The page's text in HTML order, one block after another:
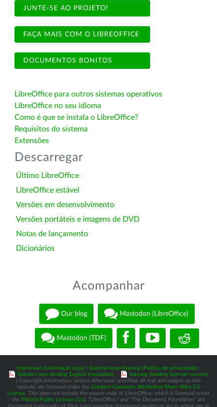
JUNTE-SE AO PROJETO!
FAÇA MAIS COM O LIBREOFFICE
DOCUMENTOS BONITOS
LibreOffice para outros sistemas operativos
LibreOffice no seu idioma
Como é que se instala o LibreOffice?
Requisitos do sistema
Extensões
Descarregar
Último LibreOffice
LibreOffice estável
Versões em desenvolvimento
Versões portáteis e imagens de DVD
Notas de lançamento
Dicionários
Acompanhar
Our blog Mastodon (LibreOffice)
Mastodon (TDF)
Impressum (Informação legal) Datenschutzerklärung (Política de privacidade)
Statutes (non-binding English translation) -
Satzung (binding German version)
| Copyright information: Unless otherwise specified, all text and images on this
website are licensed under the Creative Commons Attribution-Share Alike 3.0
License . This does not include the source code of LibreOffice, which is licensed under
the Mozilla Public License v2.0 . “LibreOffice” and “The Document Foundation” are
registered trademarks of their corresponding registered owners or are in actual use as